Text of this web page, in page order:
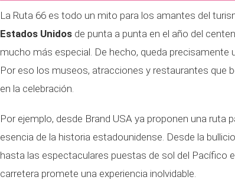
La Ruta 66 es todo un mito para los amantes del
Estados Unidos de punta a punta en el año del
mucho más especial. De hecho, queda precisamente
Por eso los museos, atracciones y restaurantes que
en la celebración.
Por ejemplo, desde Brand USA ya proponen una ruta
esencia de la historia estadounidense. Desde la
hasta las espectaculares puestas de sol del Pacífico
carretera promete una experiencia inolvidable.